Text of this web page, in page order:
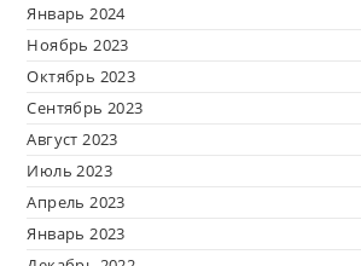
Январь 2024
Ноябрь 2023
Октябрь 2023
Сентябрь 2023
Август 2023
Июль 2023
Апрель 2023
Январь 2023